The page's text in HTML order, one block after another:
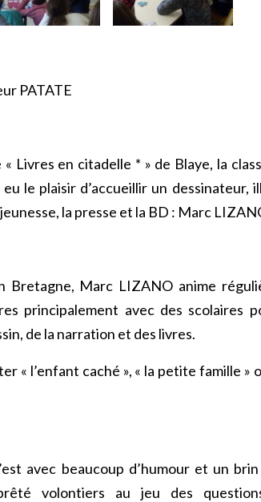
PATATE
Livres en citadelle * » de Blaye, la
le plaisir d’accueillir un dessinateur,
la presse et la BD : Marc
Bretagne, Marc LIZANO anime
principalement avec des scolaires
de la narration et des livres.
« l’enfant caché », « la petite famille »
avec beaucoup d’humour et un
volontiers au jeu des